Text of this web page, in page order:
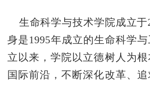
生命科学与技术学院成立于
身是1995年成立的生命科学
立以来，学院以立德树人为
国际前沿，不断深化改革、